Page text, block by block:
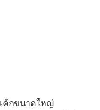
เค้กขนาดใหญ่